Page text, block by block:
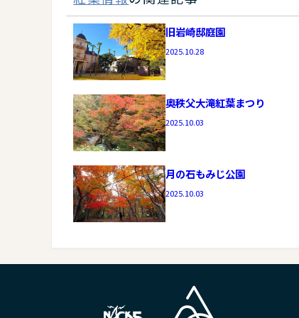
旧岩崎邸庭園
2025.10.28
奥秩父大滝紅葉まつり
2025.10.03
月の石もみじ公園
2025.10.03